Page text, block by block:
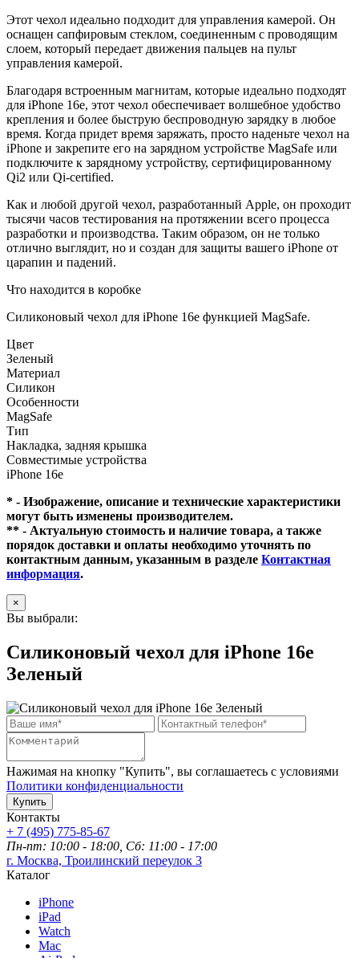
Этот чехол идеально подходит для управления камерой. Он
оснащен сапфировым стеклом, соединенным с проводящим
слоем, который передает движения пальцев на пульт
управления камерой.
Благодаря встроенным магнитам, которые идеально подходят
для iPhone 16e, этот чехол обеспечивает волшебное удобство
крепления и более быструю беспроводную зарядку в любое
время. Когда придет время заряжать, просто наденьте чехол на
iPhone и закрепите его на зарядном устройстве MagSafe или
подключите к зарядному устройству, сертифицированному
Qi2 или Qi-certified.
Как и любой другой чехол, разработанный Apple, он проходит
тысячи часов тестирования на протяжении всего процесса
разработки и производства. Таким образом, он не только
отлично выглядит, но и создан для защиты вашего iPhone от
царапин и падений.
Что находится в коробке
Силиконовый чехол для iPhone 16e функцией MagSafe.
Цвет
Зеленый
Материал
Силикон
Особенности
MagSafe
Тип
Накладка, задняя крышка
Совместимые устройства
iPhone 16e
* - Изображение, описание и технические характеристики
могут быть изменены производителем.
** - Актуальную стоимость и наличие товара, а также
порядок доставки и оплаты необходимо уточнять по
контактным данным, указанным в разделе Контактная
информация.
×
Вы выбрали:
Силиконовый чехол для iPhone 16e
Зеленый
Нажимая на кнопку "Купить", вы соглашаетесь с условиями
Политики конфиденциальности
Купить
Контакты
+ 7 (495) 775-85-67
Пн-пт: 10:00 - 18:00, Сб: 11:00 - 17:00
г. Москва, Троилинский переулок 3
Каталог
iPhone
iPad
Watch
Mac